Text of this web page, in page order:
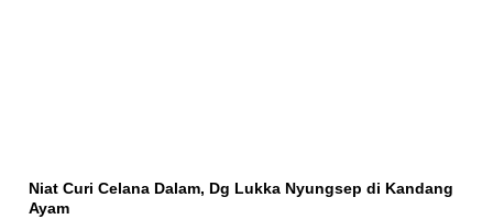
Niat Curi Celana Dalam, Dg Lukka Nyungsep di Kandang
Ayam